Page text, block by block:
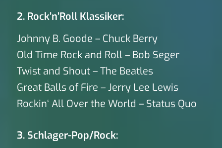
2. Rock’n’Roll Klassiker:
Johnny B. Goode – Chuck Berry
Old Time Rock and Roll – Bob Seger
Twist and Shout – The Beatles
Great Balls of Fire – Jerry Lee Lewis
Rockin‘ All Over the World – Status Quo
3. Schlager-Pop/Rock: